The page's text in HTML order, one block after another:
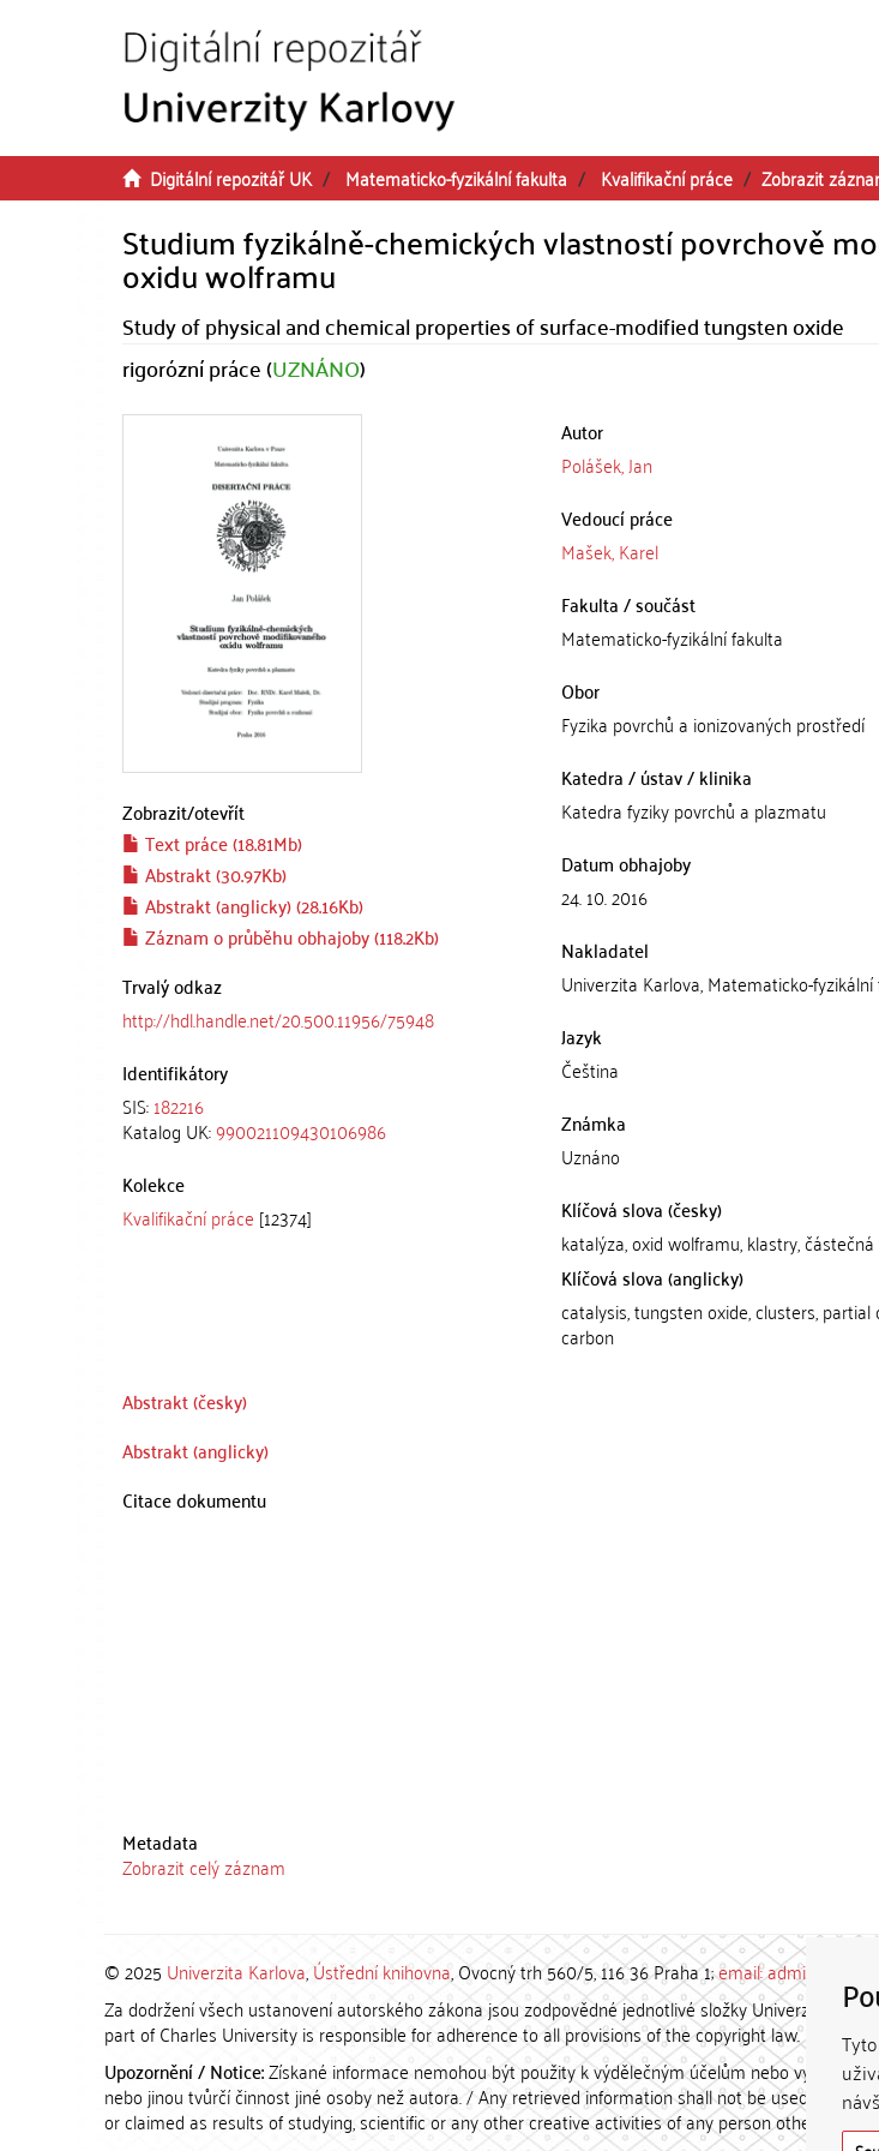
Digitální repozitář UK Matematicko-fyzikální fakulta Kvalifikační práce Zobrazit
Studium fyzikálně-chemických vlastností povrchově
oxidu wolframu
Study of physical and chemical properties of surface-modified tungsten oxide
rigorózní práce (UZNÁNO)
Zobrazit/otevřít
Text práce (18.81Mb)
Abstrakt (30.97Kb)
Abstrakt (anglicky) (28.16Kb)
Záznam o průběhu obhajoby (118.2Kb)
Trvalý odkaz
http://hdl.handle.net/20.500.11956/75948
Identifikátory
SIS:182216
Katalog UK:990021109430106986
Kolekce
Kvalifikační práce [12374]
Autor
Polášek, Jan
Vedoucí práce
Mašek, Karel
Fakulta / součást
Matematicko-fyzikální fakulta
Obor
Fyzika povrchů a ionizovaných prostředí
Katedra / ústav / klinika
Katedra fyziky povrchů a plazmatu
Datum obhajoby
24. 10. 2016
Nakladatel
Univerzita Karlova, Matematicko-
Jazyk
Čeština
Známka
Uznáno
Klíčová slova (česky)
katalýza, oxid wolframu, klastry,
Klíčová slova (anglicky)
catalysis, tungsten oxide, clusters,
carbon
Abstrakt (česky)
Abstrakt (anglicky)
Citace dokumentu
Metadata
Zobrazit celý záznam
© 2025 Univerzita Karlova,Ústřední knihovna, Ovocný trh 560/5, 116 36 Praha 1;email: admin-
Za dodržení všech ustanovení autorského zákona jsou zodpovědné jednotlivé složky Univerzity
part of Charles University is responsible for adherence to all provisions of the copyright law.
Upozornění / Notice:Získané informace nemohou být použity k výdělečným účelům nebo vydávány
nebo jinou tvůrčí činnost jiné osoby než autora. / Any retrieved information shall not be used for any
or claimed as results of studying, scientific or any other creative activities of any person other than the